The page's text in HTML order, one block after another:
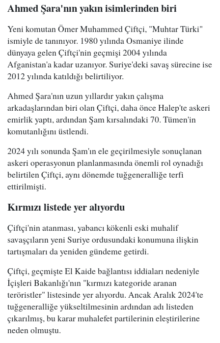
Ahmed Şara'nın yakın isimlerinden biri
Yeni komutan Ömer Muhammed Çiftçi, "Muhtar Türki"
ismiyle de tanınıyor. 1980 yılında Osmaniye ilinde
dünyaya gelen Çiftçi'nin geçmişi 2004 yılında
Afganistan'a kadar uzanıyor. Suriye'deki savaş sürecine ise
2012 yılında katıldığı belirtiliyor.
Ahmed Şara'nın uzun yıllardır yakın çalışma
arkadaşlarından biri olan Çiftçi, daha önce Halep'te askeri
emirlik yaptı, ardından Şam kırsalındaki 70. Tümen'in
komutanlığını üstlendi.
2024 yılı sonunda Şam'ın ele geçirilmesiyle sonuçlanan
askeri operasyonun planlanmasında önemli rol oynadığı
belirtilen Çiftçi, aynı dönemde tuğgeneralliğe terfi
ettirilmişti.
Kırmızı listede yer alıyordu
Çiftçi'nin atanması, yabancı kökenli eski muhalif
savaşçıların yeni Suriye ordusundaki konumuna ilişkin
tartışmaları da yeniden gündeme getirdi.
Çiftçi, geçmişte El Kaide bağlantısı iddiaları nedeniyle
İçişleri Bakanlığı'nın "kırmızı kategoride aranan
teröristler" listesinde yer alıyordu. Ancak Aralık 2024'te
tuğgeneralliğe yükseltilmesinin ardından adı listeden
çıkarılmış, bu karar muhalefet partilerinin eleştirilerine
neden olmuştu.